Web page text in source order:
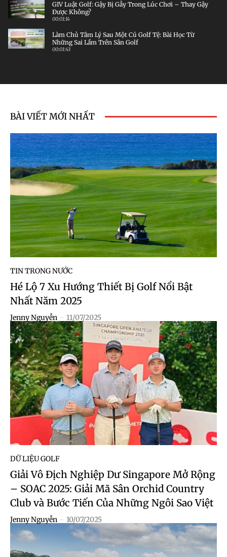
GIV Luật Golf: Gậy Bị Gẫy Trong Lúc Chơi – Thay Gậy
Được Không?
00:01:14
Làm Chủ Tâm Lý Sau Một Cú Golf Tệ: Bài Học Từ
Những Sai Lầm Trên Sân Golf
00:01:43
BÀI VIẾT MỚI NHẤT
TIN TRONG NƯỚC
Hé Lộ 7 Xu Hướng Thiết Bị Golf Nổi Bật
Nhất Năm 2025
Jenny Nguyễn - 11/07/2025
DỮ LIỆU GOLF
Giải Vô Địch Nghiệp Dư Singapore Mở Rộng
– SOAC 2025: Giải Mã Sân Orchid Country
Club và Bước Tiến Của Những Ngôi Sao Việt
Jenny Nguyễn - 10/07/2025